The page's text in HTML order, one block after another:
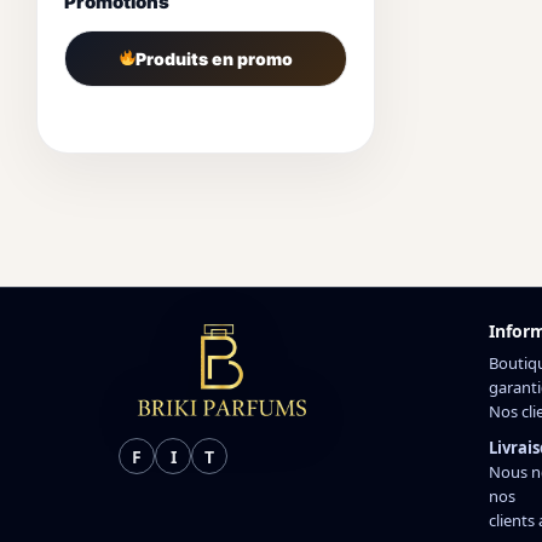
Produits en promo
F I T
Nos
Nous
nos
clients